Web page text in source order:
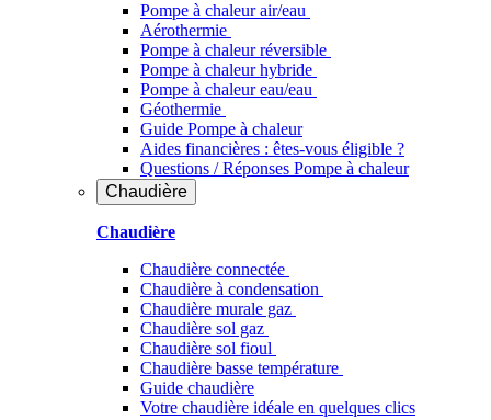
Pompe à chaleur air/eau
Aérothermie
Pompe à chaleur réversible
Pompe à chaleur hybride
Pompe à chaleur​ eau/eau
Géothermie
Guide Pompe à chaleur
Aides financières : êtes-vous éligible ?
Questions / Réponses Pompe à chaleur
Chaudière
Chaudière
Chaudière connectée
Chaudière à condensation
Chaudière murale gaz
Chaudière sol gaz
Chaudière sol fioul
Chaudière basse température
Guide chaudière
Votre chaudière idéale en quelques clics